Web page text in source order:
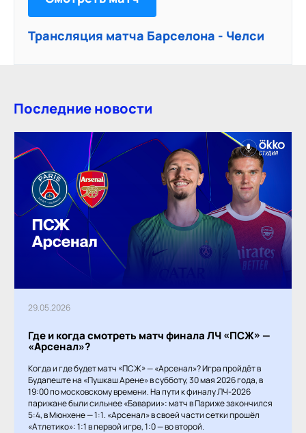
Трансляция матча Барселона - Челси
Последние новости
29.05.2026
Где и когда смотреть матч финала ЛЧ «ПСЖ» —
«Арсенал»?
Когда и где будет матч «ПСЖ» — «Арсенал»? Игра пройдёт в
Будапеште на «Пушкаш Арене» в субботу, 30 мая 2026 года, в
19:00 по московскому времени. На пути к финалу ЛЧ-2026
парижане были сильнее «Баварии»: матч в Париже закончился
5:4, в Мюнхене — 1:1. «Арсенал» в своей части сетки прошёл
«Атлетико»: 1:1 в первой игре, 1:0 — во второй.